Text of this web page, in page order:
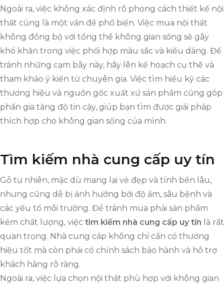
Ngoài ra, việc không xác định rõ phong cách thiết kế nội
thất cũng là một vấn đề phổ biến. Việc mua nội thất
không đồng bộ với tổng thể không gian sống sẽ gây
khó khăn trong việc phối hợp màu sắc và kiểu dáng. Để
tránh những cạm bẫy này, hãy lên kế hoạch cụ thể và
tham khảo ý kiến từ chuyên gia. Việc tìm hiểu kỹ các
thương hiệu và nguồn gốc xuất xứ sản phẩm cũng góp
phần gia tăng độ tin cậy, giúp bạn tìm được giải pháp
thích hợp cho không gian sống của mình.
Tìm kiếm nhà cung cấp uy tín
Gỗ tự nhiên, mặc dù mang lại vẻ đẹp và tính bền lâu,
nhưng cũng dễ bị ảnh hưởng bởi độ ẩm, sâu bệnh và
các yếu tố môi trường. Để tránh mua phải sản phẩm
kém chất lượng, việc tìm kiếm nhà cung cấp uy tín là rất
quan trọng. Nhà cung cấp không chỉ cần có thương
hiệu tốt mà còn phải có chính sách bảo hành và hỗ trợ
khách hàng rõ ràng.
Ngoài ra, việc lựa chọn nội thất phù hợp với không gian